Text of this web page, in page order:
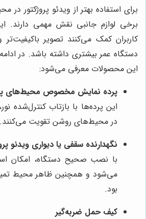
برای استفاده بهتر از ویدئو پروژکتور
برخی لوازم جانبی نقش مهمی دارند.
کاربران کمک می‌کنند تصویر باکیفیت‌تر
دستگاه عمر بیشتری داشته باشد. در
این محصولات معرفی می‌شود:
پرده نمایش مخصوص محیط‌های
این پرده‌ها با بازتاب کنترل‌شده
در محیط‌های روشن تقویت می‌کنند.
نگهدارنده سقفی یا دیواری ویدئو
با نصب صحیح دستگاه، امکان
می‌شود و همچنین ظاهر محیط
بود.
کیف حمل ضربه‌گیر